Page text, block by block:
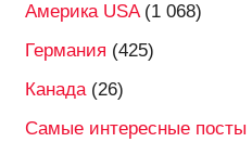
Америка USA(1 068)
Германия (425)
Канада (26)
Самые интересные посты